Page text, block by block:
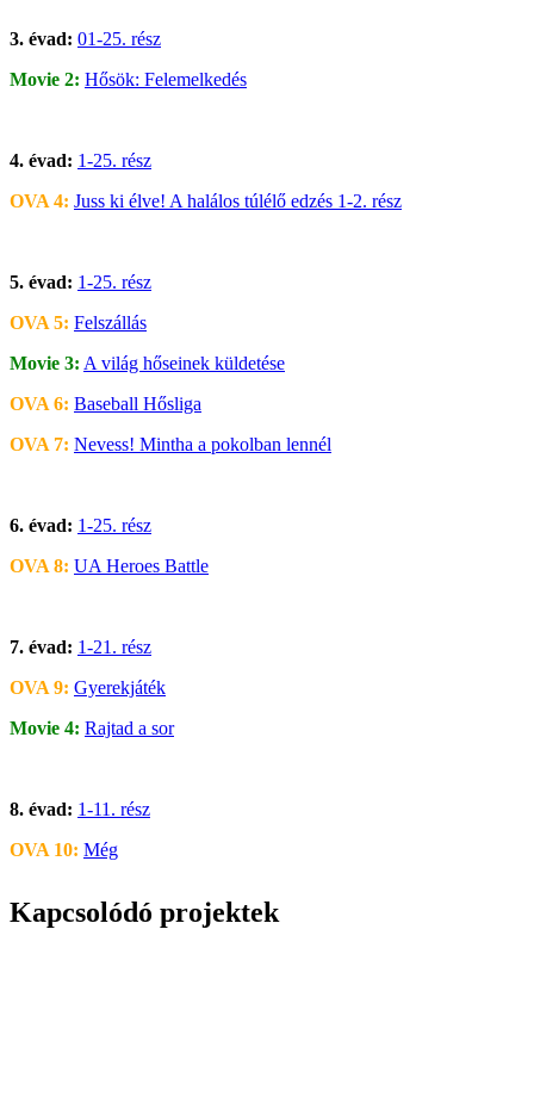
3. évad: 01-25. rész
Movie 2: Hősök: Felemelkedés
4. évad: 1-25. rész
OVA 4: Juss ki élve! A halálos túlélő edzés 1-2. rész
5. évad: 1-25. rész
OVA 5: Felszállás
Movie 3: A világ hőseinek küldetése
OVA 6: Baseball Hősliga
OVA 7: Nevess! Mintha a pokolban lennél
6. évad: 1-25. rész
OVA 8: UA Heroes Battle
7. évad: 1-21. rész
OVA 9: Gyerekjáték
Movie 4: Rajtad a sor
8. évad: 1-11. rész
OVA 10: Még
Kapcsolódó projektek